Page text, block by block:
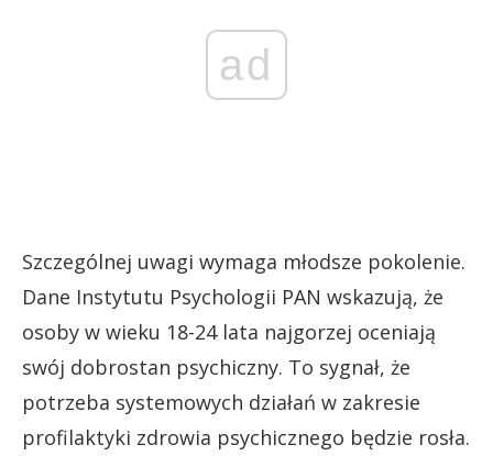
ad
Szczególnej uwagi wymaga młodsze pokolenie.
Dane Instytutu Psychologii PAN wskazują, że
osoby w wieku 18-24 lata najgorzej oceniają
swój dobrostan psychiczny. To sygnał, że
potrzeba systemowych działań w zakresie
profilaktyki zdrowia psychicznego będzie rosła.